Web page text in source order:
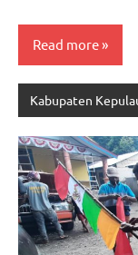
Read more
Kabupaten